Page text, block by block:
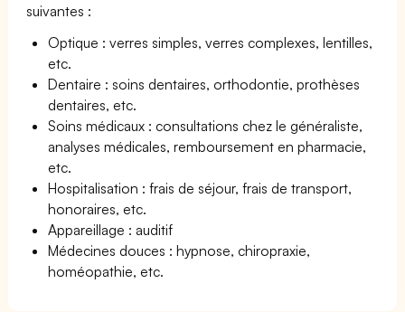
suivantes :
Optique : verres simples, verres complexes, lentilles,
etc.
Dentaire : soins dentaires, orthodontie, prothèses
dentaires, etc.
Soins médicaux : consultations chez le généraliste,
analyses médicales, remboursement en pharmacie,
etc.
Hospitalisation : frais de séjour, frais de transport,
honoraires, etc.
Appareillage : auditif
Médecines douces : hypnose, chiropraxie,
homéopathie, etc.